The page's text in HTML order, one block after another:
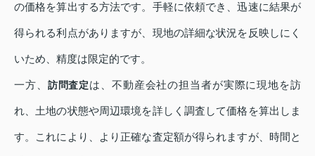
の価格を算出する方法です。手軽に依頼でき、迅速に結果が
得られる利点がありますが、現地の詳細な状況を反映しにく
いため、精度は限定的です。
一方、 訪問査定は、不動産会社の担当者が実際に現地を訪
れ、土地の状態や周辺環境を詳しく調査して価格を算出しま
す。これにより、より正確な査定額が得られますが、時間と